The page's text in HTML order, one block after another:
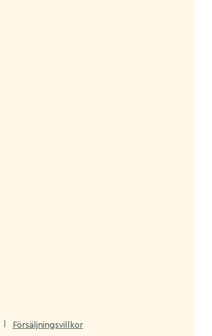
Försäljningsvillkor